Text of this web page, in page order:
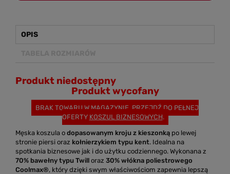
OPIS
Produkt niedostępny
Produkt wycofany
BRAK TOWARU W MAGAZYNIE. PRZEJDŹ DO PEŁNEJ
OFERTY KOSZUL BIZNESOWYCH.
Męska koszula o dopasowanym kroju z kieszonką po lewej
stronie piersi oraz kołnierzykiem typu kent. Idealna na
spotkania biznesowe jak i do użytku codziennego. Wykonana z
70% bawełny typu Twill oraz 30% włókna poliestrowego
Coolmax®, który dzięki swym właściwościom zapewnia lepszą